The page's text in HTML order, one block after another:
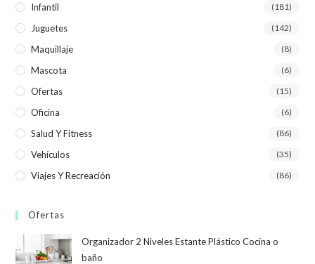
Infantil (181)
Juguetes (142)
Maquillaje (8)
Mascota (6)
Ofertas (15)
Oficina (6)
Salud Y Fitness (86)
Vehículos (35)
Viajes Y Recreación (86)
Ofertas
Organizador 2 Niveles Estante Plástico Cocina o
baño